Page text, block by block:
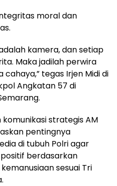
moral dan
kamera, dan setiap
Maka jadilah perwira
tegas Irjen Midi di
Angkatan 57 di
komunikasi strategis AM
pentingnya
di tubuh Polri agar
berdasarkan
sesuai Tri